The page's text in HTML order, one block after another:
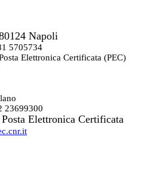
Napoli
5705734
Elettronica Certificata (PEC)
23699300
Elettronica Certificata